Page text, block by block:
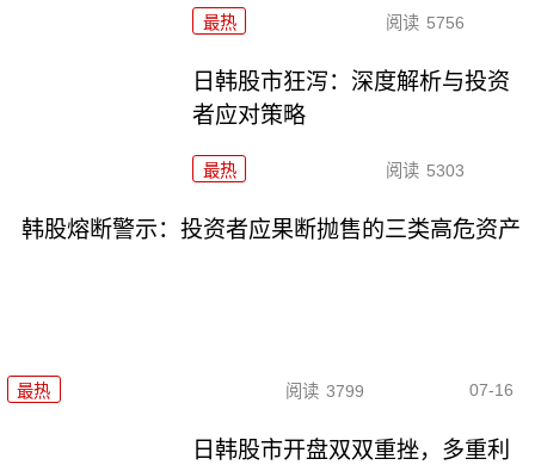
最热 阅读 5756
日韩股市狂泻：深度解析与投资
者应对策略
最热 阅读 5303
韩股熔断警示：投资者应果断抛售的三类高危资产
最热 阅读 3799 07-16
日韩股市开盘双双重挫，多重利